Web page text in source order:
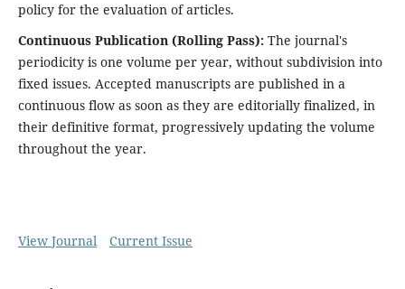
policy for the evaluation of articles.
Continuous Publication (Rolling Pass):The journal's
periodicity is one volume per year, without subdivision into
fixed issues. Accepted manuscripts are published in a
continuous flow as soon as they are editorially finalized, in
their definitive format, progressively updating the volume
throughout the year.
View Journal Current Issue